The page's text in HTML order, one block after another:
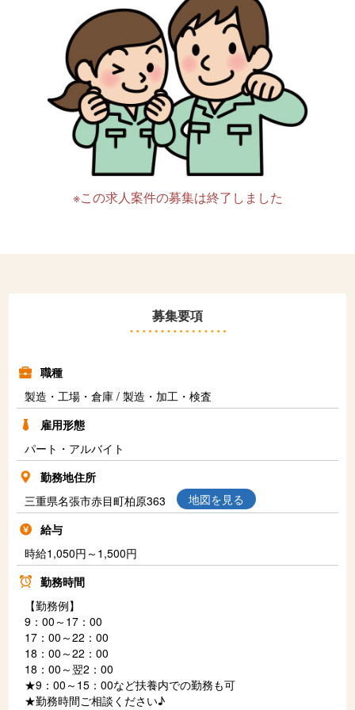
※この求人案件の募集は終了しました
募集要項
職種
製造・工場・倉庫 / 製造・加工・検査
雇用形態
パート・アルバイト
勤務地住所
三重県名張市赤目町柏原363
地図を見る
給与
時給1,050円～1,500円
勤務時間
【勤務例】
9：00～17：00
17：00～22：00
18：00～22：00
18：00～翌2：00
★9：00～15：00など扶養内での勤務も可
★勤務時間ご相談ください♪